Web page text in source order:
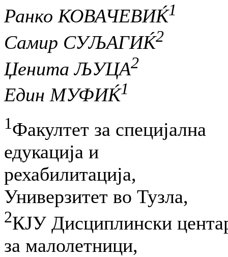
Ранко КОВАЧЕВИЌ1
Самир СУЉАГИЌ2
Џенита ЉУЦА2
Един МУФИЌ1
1Факултет за специјална
едукација и
рехабилитација,
Универзитет во Тузла,
2КЈУ Дисциплински
за малолетници,